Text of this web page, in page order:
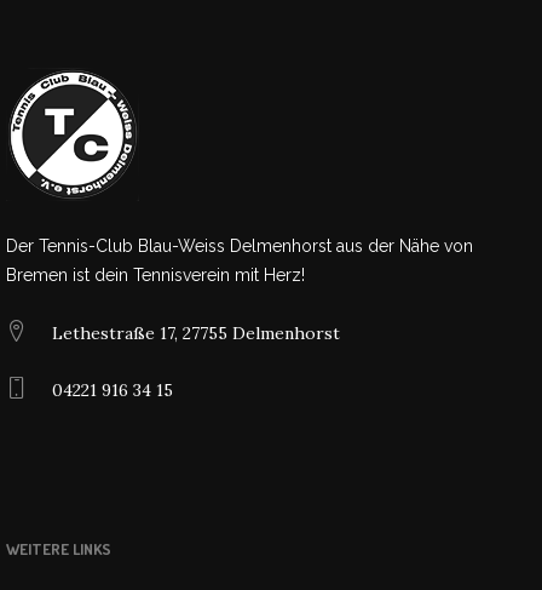
Der Tennis-Club Blau-Weiss Delmenhorst aus der Nähe von
Bremen ist dein Tennisverein mit Herz!
Lethestraße 17, 27755 Delmenhorst
04221 916 34 15
WEITERE LINKS